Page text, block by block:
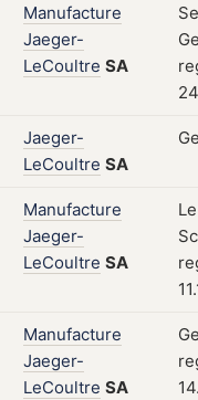
Manufacture
Jaeger-
LeCoultre SA
Jaeger-
LeCoultre SA
Manufacture
Jaeger-
LeCoultre SA
Manufacture
Jaeger-
LeCoultre SA